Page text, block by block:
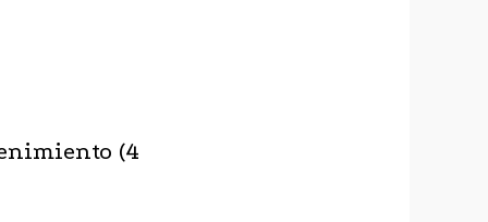
(4